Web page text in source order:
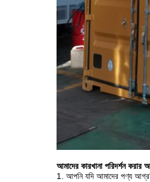
আমাদের কারখানা পরিদর্শন করার
1. আপনি যদি আমাদের পণ্য